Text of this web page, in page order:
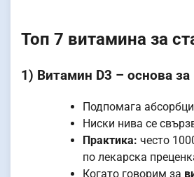
Топ 7 витамина за
1) Витамин D3 – основа
Подпомага
Ниски нива се
Практика: често
по лекарска
Когато говорим за